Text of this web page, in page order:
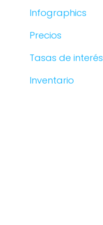
Infographics
Precios
Tasas de interés
Inventario